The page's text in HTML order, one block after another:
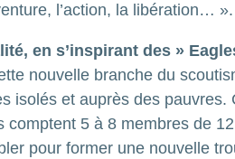
l’action, la libération… ».
en s’inspirant des »
nouvelle branche du
isolés et auprès des
5 à 8 membres de
pour former une nouvelle